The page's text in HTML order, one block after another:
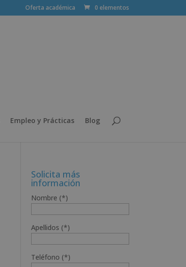
Oferta académica 0 elementos
Empleo y Prácticas Blog
Solicita más
información
Nombre (*)
Apellidos (*)
Teléfono (*)